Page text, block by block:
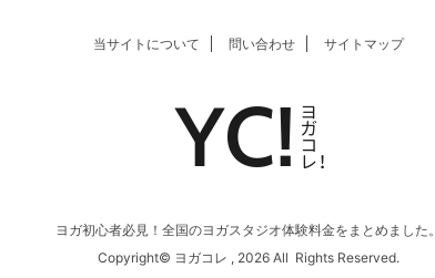
当サイトについて 問い合わせ サイトマップ
ヨガ初心者必見！全国のヨガスタジオ体験料金をまとめました。
Copyright© ヨガコレ , 2026 All Rights Reserved.